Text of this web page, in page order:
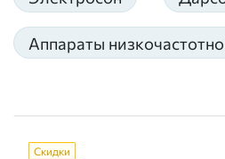
Аппараты
Скидки